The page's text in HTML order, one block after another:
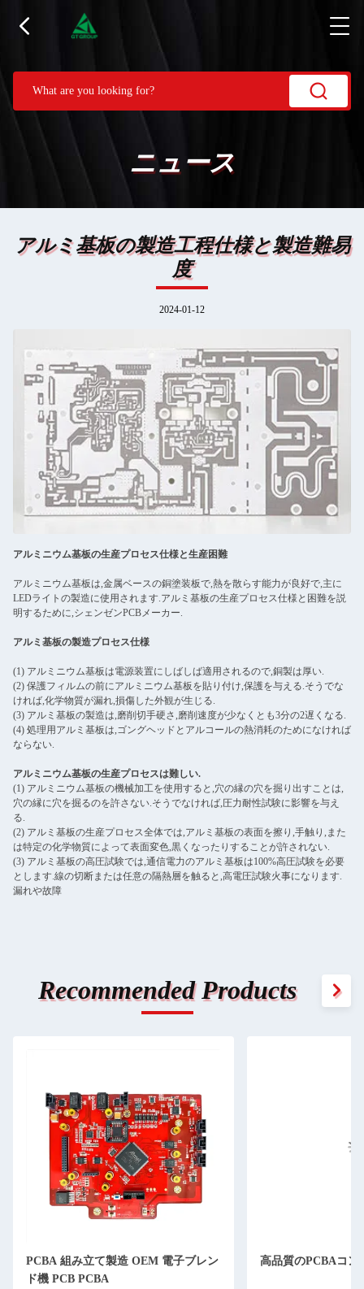
ニュース
アルミ基板の製造工程仕様と製造難易
度
2024-01-12
アルミニウム基板の生産プロセス仕様と生産困難
アルミニウム基板は,金属ベースの銅塗装板で,熱を散らす能力が良好で,主に
LEDライトの製造に使用されます.アルミ基板の生産プロセス仕様と困難を説
明するために,シェンゼンPCBメーカー.
アルミ基板の製造プロセス仕様
(1) アルミニウム基板は電源装置にしばしば適用されるので,銅製は厚い.
(2) 保護フィルムの前にアルミニウム基板を貼り付け,保護を与える.そうでな
ければ,化学物質が漏れ,損傷した外観が生じる.
(3) アルミ基板の製造は,磨削切手硬さ,磨削速度が少なくとも3分の2遅くなる.
(4) 処理用アルミ基板は,ゴングヘッドとアルコールの熱消耗のためになければ
ならない.
アルミニウム基板の生産プロセスは難しい.
(1) アルミニウム基板の機械加工を使用すると,穴の縁の穴を掘り出すことは,
穴の縁に穴を掘るのを許さない.そうでなければ,圧力耐性試験に影響を与え
る.
(2) アルミ基板の生産プロセス全体では,アルミ基板の表面を擦り,手触り,また
は特定の化学物質によって表面変色,黒くなったりすることが許されない.
(3) アルミ基板の高圧試験では,通信電力のアルミ基板は100%高圧試験を必要
とします.線の切断または任意の隔熱層を触ると,高電圧試験火事になります.
漏れや故障
Recommended Products
PCBA 組み立て製造 OEM 電子ブレン
ド機 PCB PCBA
高品質のPCBAコン